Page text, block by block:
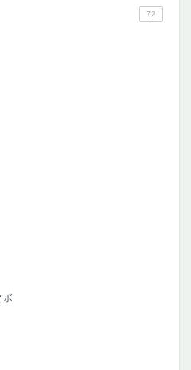
72
ボ